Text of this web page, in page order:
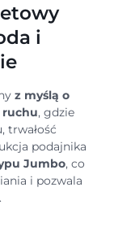
i
z myślą o
, gdzie
trwałość
podajnika
Jumbo, co
i pozwala